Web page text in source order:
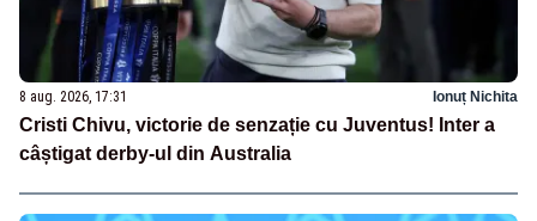
8 aug. 2026, 17:31 Ionuț Nichita
Cristi Chivu, victorie de senzație cu Juventus! Inter a
câștigat derby-ul din Australia